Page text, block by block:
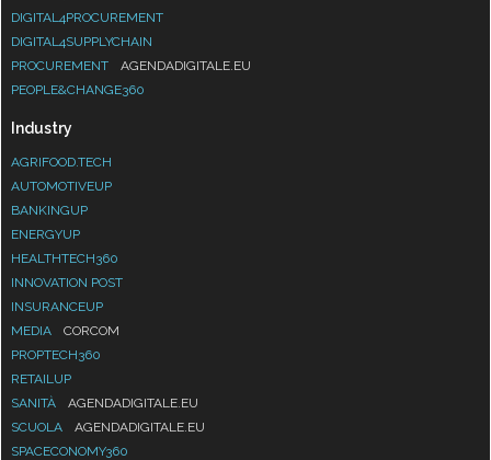
DIGITAL4PROCUREMENT
DIGITAL4SUPPLYCHAIN
PROCUREMENT
AGENDADIGITALE.EU
PEOPLE&CHANGE360
Industry
AGRIFOOD.TECH
AUTOMOTIVEUP
BANKINGUP
ENERGYUP
HEALTHTECH360
INNOVATION POST
INSURANCEUP
MEDIA
CORCOM
PROPTECH360
RETAILUP
SANITÀ
AGENDADIGITALE.EU
SCUOLA
AGENDADIGITALE.EU
SPACECONOMY360